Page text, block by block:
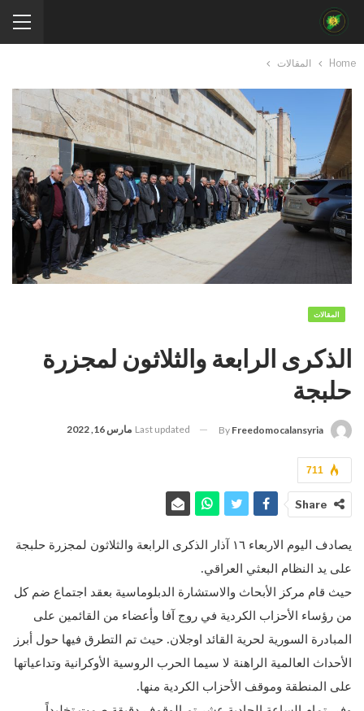
Home المقالات
المقالات
الذكرى الرابعة والثلاثون لمجزرة
حلبجة
By Freedomocalansyria
Last updated مارس 16, 2022
711
Share
يصادف اليوم الاربعاء ١٦ آذار الذكرى الرابعة والثلاثون لمجزرة حلبجة
على يد النظام البعثي العراقي.
حيث قام مركز الأبحاث والاستشارة الدبلوماسية بعقد اجتماع ضم كل
من رؤساء الأحزاب الكردية في روج آفا وأعضاء من القائمين على
المبادرة السورية لحرية القائد اوجلان. حيث تم التطرق فيها حول أبرز
الأحداث العالمية الراهنة لا سيما الحرب الروسية الأوكرانية وتداعياتها
على المنطقة وموقف الأحزاب الكردية منها.